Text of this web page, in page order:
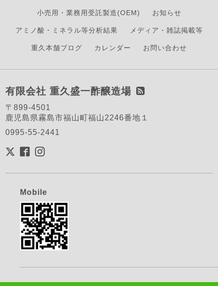
小売用・業務用受託製造(OEM) お知らせ
アミノ酸・ミネラル等分析結果 メディア・雑誌掲載等
重久本舗ブログ カレンダー お問い合わせ
有限会社 重久盛一酢醸造場
〒899-4501
鹿児島県霧島市福山町福山2246番地１
0995-55-2441
Mobile